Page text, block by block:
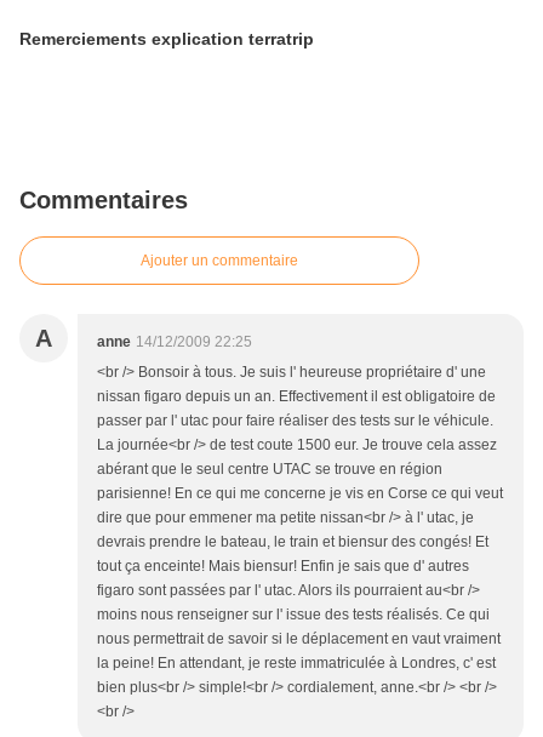
Remerciements explication terratrip
Commentaires
Ajouter un commentaire
A anne 14/12/2009 22:25
<br /> Bonsoir à tous. Je suis l' heureuse propriétaire d' une
nissan figaro depuis un an. Effectivement il est obligatoire de
passer par l' utac pour faire réaliser des tests sur le véhicule.
La journée<br /> de test coute 1500 eur. Je trouve cela assez
abérant que le seul centre UTAC se trouve en région
parisienne! En ce qui me concerne je vis en Corse ce qui veut
dire que pour emmener ma petite nissan<br /> à l' utac, je
devrais prendre le bateau, le train et biensur des congés! Et
tout ça enceinte! Mais biensur! Enfin je sais que d' autres
figaro sont passées par l' utac. Alors ils pourraient au<br />
moins nous renseigner sur l' issue des tests réalisés. Ce qui
nous permettrait de savoir si le déplacement en vaut vraiment
la peine! En attendant, je reste immatriculée à Londres, c' est
bien plus<br /> simple!<br /> cordialement, anne.<br /> <br />
<br />